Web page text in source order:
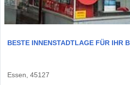
BESTE INNENSTADTLAGE FÜR IHR
Essen, 45127